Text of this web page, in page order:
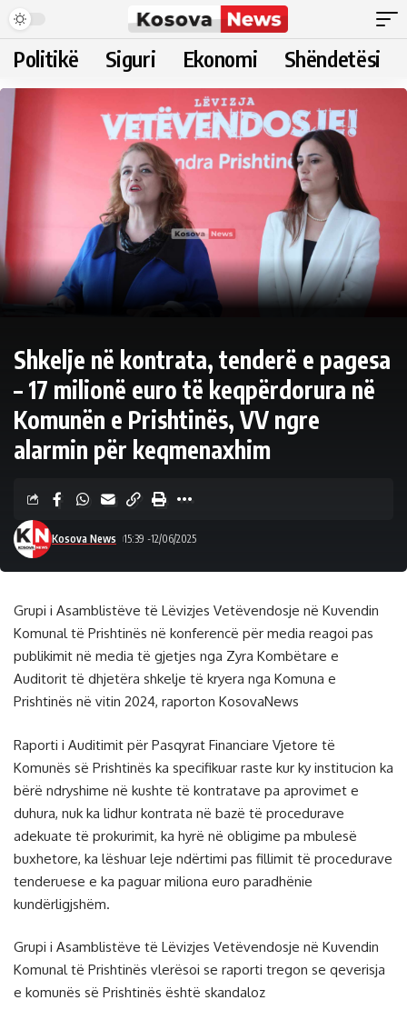
Politikë Siguri Ekonomi Shëndetësi
Shkelje në kontrata, tenderë e pagesa
– 17 milionë euro të keqpërdorura në
Komunën e Prishtinës, VV ngre
alarmin për keqmenaxhim
Kosova News 15:39 -12/06/2025
Grupi i Asamblistëve të Lëvizjes Vetëvendosje në Kuvendin
Komunal të Prishtinës në konferencë për media reagoi pas
publikimit në media të gjetjes nga Zyra Kombëtare e
Auditorit të dhjetëra shkelje të kryera nga Komuna e
Prishtinës në vitin 2024, raporton KosovaNews
Raporti i Auditimit për Pasqyrat Financiare Vjetore të
Komunës së Prishtinës ka specifikuar raste kur ky institucion ka
bërë ndryshime në kushte të kontratave pa aprovimet e
duhura, nuk ka lidhur kontrata në bazë të procedurave
adekuate të prokurimit, ka hyrë në obligime pa mbulesë
buxhetore, ka lëshuar leje ndërtimi pas fillimit të procedurave
tenderuese e ka paguar miliona euro paradhënie
kundërligjshëm.
Grupi i Asamblistëve të Lëvizjes Vetëvendosje në Kuvendin
Komunal të Prishtinës vlerësoi se raporti tregon se qeverisja
e komunës së Prishtinës është skandaloz